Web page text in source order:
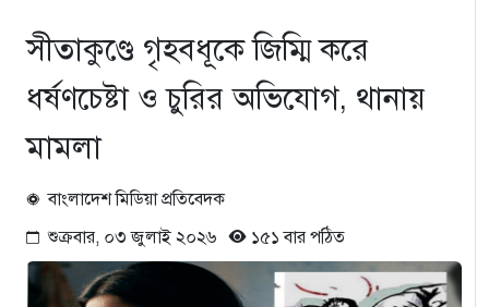
সীতাকুণ্ডে গৃহবধূকে জিম্মি করে
ধর্ষণচেষ্টা ও চুরির অভিযোগ, থানায়
মামলা
বাংলাদেশ মিডিয়া প্রতিবেদক
শুক্রবার, ০৩ জুলাই ২০২৬
১৫১ বার পঠিত